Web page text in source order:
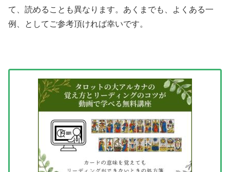
て、読めることも異なります。あくまでも、よくある一
例、としてご参考頂ければ幸いです。